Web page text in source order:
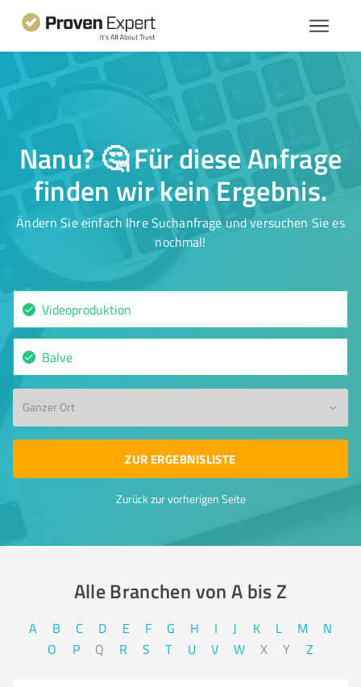
Nanu? 🤔 Für diese Anfrage
finden wir kein Ergebnis.
Ändern Sie einfach Ihre Suchanfrage und versuchen Sie es
nochmal!
Ganzer Ort
ZUR ERGEBNISLISTE
Zurück zur vorherigen Seite
Alle Branchen von A bis Z​
A B C D E F G H I J K L M
N
O
P Q R S T U V W X Y Z